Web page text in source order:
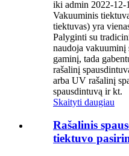
iki admin 2022-12-
Vakuuminis
tiektuvas) yra
Palyginti su
naudoja vakuuminį
gaminį, tada
rašalinį
arba UV rašalinį
spausdintuvą ir kt.
Skaityti daugiau
Rašalinis
tiektuvo